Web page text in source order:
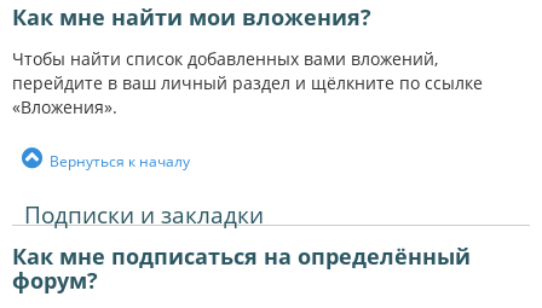
Как мне найти мои вложения?
Чтобы найти список добавленных вами вложений,
перейдите в ваш личный раздел и щёлкните по ссылке
«Вложения».
Вернуться к началу
Подписки и закладки
Как мне подписаться на определённый
форум?